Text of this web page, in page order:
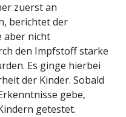
zuerst an
berichtet der
aber nicht
den Impfstoff starke
Es ginge hierbei
der Kinder. Sobald
gebe,
getestet.